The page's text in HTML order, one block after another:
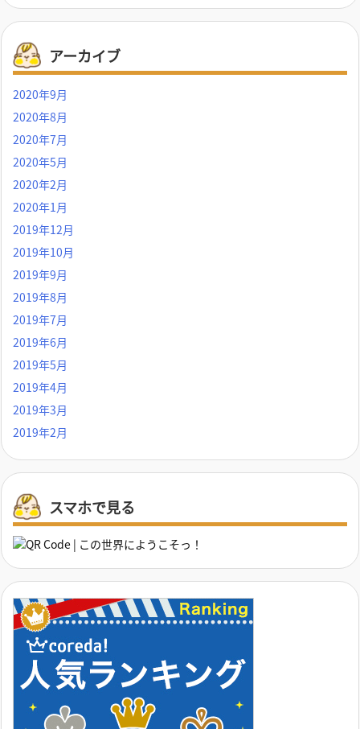
アーカイブ
2020年9月
2020年8月
2020年7月
2020年5月
2020年2月
2020年1月
2019年12月
2019年10月
2019年9月
2019年8月
2019年7月
2019年6月
2019年5月
2019年4月
2019年3月
2019年2月
スマホで見る